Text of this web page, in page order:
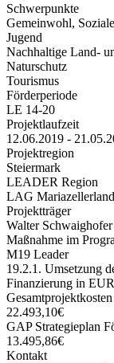
Schwerpunkte
Gemeinwohl,
Jugend
Nachhaltige Land-
Naturschutz
Tourismus
Förderperiode
LE 14-20
Projektlaufzeit
12.06.2019 -
Projektregion
Steiermark
LEADER Region
LAG
Projektträger
Walter Schwaighofer
Maßnahme im
M19 Leader
19.2.1. Umsetzung
Finanzierung in
Gesamtprojektkosten
22.493,10€
GAP Strategieplan
13.495,86€
Kontakt